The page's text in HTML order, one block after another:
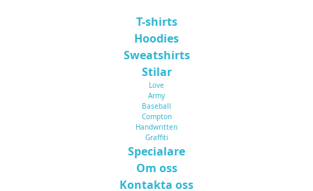
T-shirts
Hoodies
Sweatshirts
Stilar
Love
Army
Baseball
Compton
Handwritten
Graffiti
Specialare
Om oss
Kontakta oss